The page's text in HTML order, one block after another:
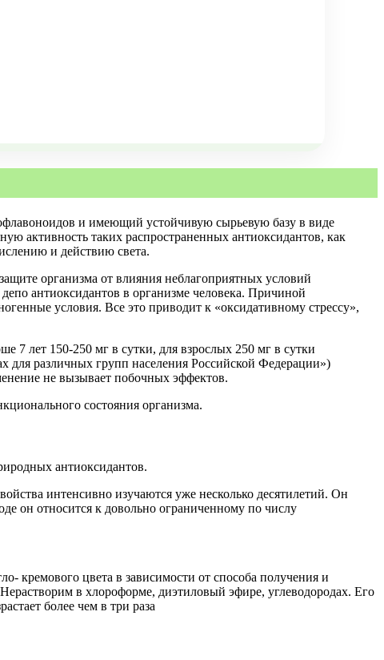
и имеющий устойчивую сырьевую базу в виде
активность таких распространенных антиоксидантов, как
и действию света.
организма от влияния неблагоприятных условий
антиоксидантов в организме человека. Причиной
условия. Все это приводит к «оксидативному стрессу»,
7 лет 150-250 мг в сутки, для взрослых 250 мг в сутки
различных групп населения Российской Федерации»)
не вызывает побочных эффектов.
состояния организма.
антиоксидантов.
интенсивно изучаются уже несколько десятилетий. Он
он относится к довольно ограниченному по числу
кремового цвета в зависимости от способа получения и
в хлороформе, диэтиловый эфире, углеводородах. Его
более чем в три раза